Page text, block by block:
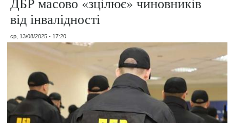
від інвалідності
ср, 13/08/2025 - 17:20